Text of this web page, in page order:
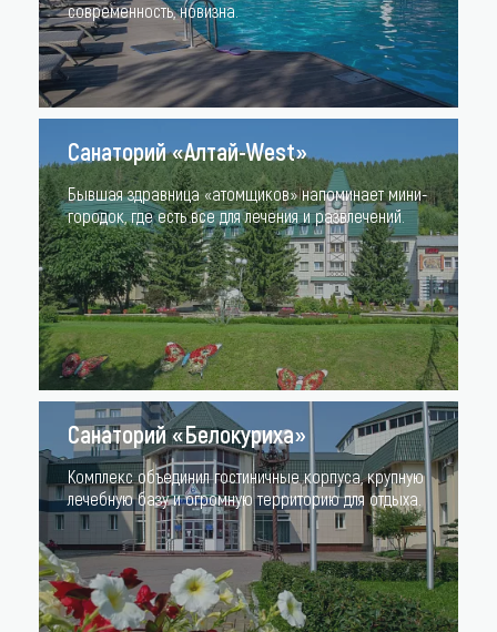
современность, новизна.
Санаторий «Алтай-West»
Бывшая здравница «атомщиков» напоминает мини-
городок, где есть все для лечения и развлечений.
Санаторий «Белокуриха»
Комплекс объединил гостиничные корпуса, крупную
лечебную базу и огромную территорию для отдыха.